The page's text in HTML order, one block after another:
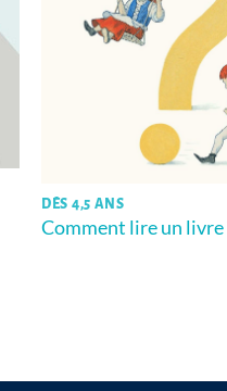
DÈS 4,5 ANS
Comment lire un livre